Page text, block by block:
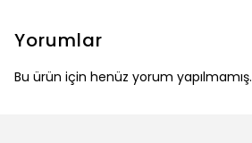
Yorumlar
Bu ürün için henüz yorum yapılmamış.